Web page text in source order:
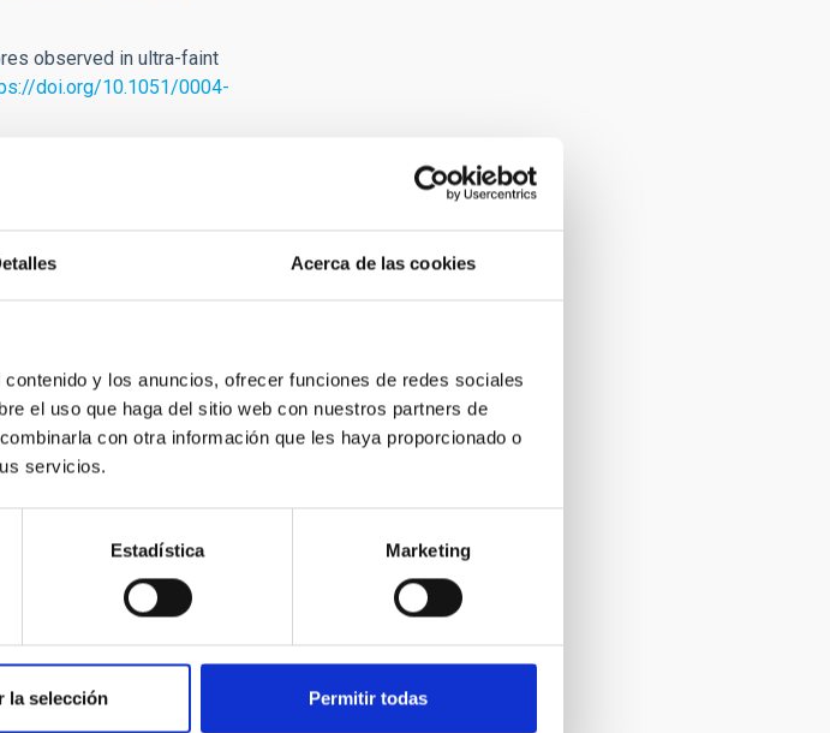
Acerca de las cookies
y los anuncios, ofrecer funciones de redes sociales
el uso que haga del sitio web con nuestros partners de
con otra información que les haya proporcionado o
servicios.
Estadística Marketing
la selección Permitir todas
observed in ultra-faint
doi.org/10.1051/0004-